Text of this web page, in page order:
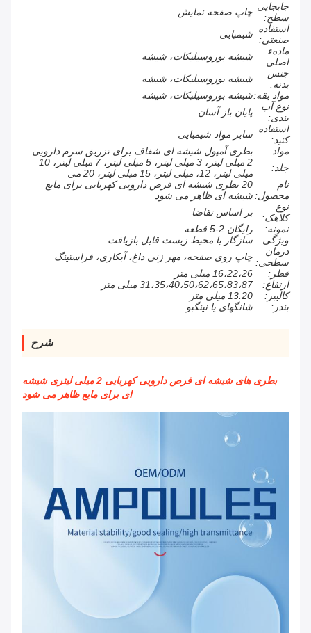
جابجایی
سطح:
چاپ صفحه نمایش
استفاده
صنعتی: شیمیایی
مادهء
اصلی:
شیشه بوروسیلیکات، شیشه
جنس
بدنه:
شیشه بوروسیلیکات، شیشه
مواد یقه:شیشه بوروسیلیکات، شیشه
نوع آب
بندی:
پایان باز آسان
استفاده
کنید:
سایر مواد شیمیایی
مواد:
بطری آمپول شیشه ای شفاف برای تزریق سرم دارویی
جلد:
2 میلی لیتر، 3 میلی لیتر، 5 میلی لیتر، 7 میلی لیتر، 10
میلی لیتر، 12، میلی لیتر، 15 میلی لیتر، 20 می
نام
محصول:
20 بطری شیشه ای قرص دارویی کهربایی برای مایع
شیشه ای ظاهر می شود
نوع
کلاهک:
بر اساس تقاضا
نمونه:
رایگان 2-5 قطعه
ویژگی:
سازگار با محیط زیست قابل بازیافت
درمان
سطحی: چاپ روی صفحه، مهر زنی داغ، آبکاری، فراستینگ
قطر:
16،22،26 میلی متر
ارتفاع:
31،35،40،50،62،65،83،87 میلی متر
کالیبر:
13.20 میلی متر
بندر:
شانگهای یا نینگبو
شرح
بطری های شیشه ای قرص دارویی کهربایی 2 میلی لیتری شیشه
ای برای مایع ظاهر می شود